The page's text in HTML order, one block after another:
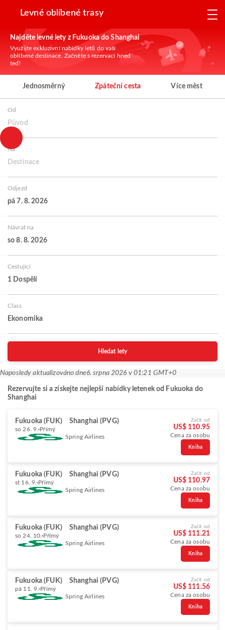
Levné oblíbené trasy
Najděte levné lety z Fukuoka do Shanghai
Využijte exkluzivní nabídky letů do vaší
oblíbené destinace. Začněte s rezervací hned
teď!
Jednosměrný Zpáteční cesta Více měst
Od
Původ
Na
Destinace
Odjezd
pá 7. 8. 2026
Návrat na
so 8. 8. 2026
Cestující
1 Dospělí
Class
Ekonomika
Hledat lety
Naposledy aktualizováno dne6. srpna 2026 v 01:21 GMT+0
Rezervujte si a získejte nejlepší nabídky letenek od Fukuoka do
Shanghai
Fukuoka (FUK) Shanghai (PVG)
so 26. 9. Přímý
Spring Airlines
Začít od
US$ 110.95
Cena za osobu
Kniha
Fukuoka (FUK) Shanghai (PVG)
st 16. 9. Přímý
Spring Airlines
Začít od
US$ 110.97
Cena za osobu
Kniha
Fukuoka (FUK) Shanghai (PVG)
so 24. 10. Přímý
Spring Airlines
Začít od
US$ 111.21
Cena za osobu
Kniha
Fukuoka (FUK) Shanghai (PVG)
pá 11. 9. Přímý
Spring Airlines
Začít od
US$ 111.56
Cena za osobu
Kniha